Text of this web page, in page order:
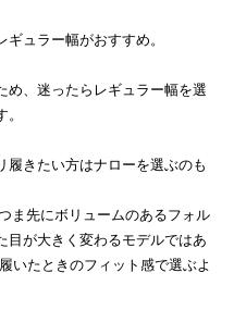
ュラー幅がおすすめ。
め、迷ったらレギュラー幅を選
履きたい方はナローを選ぶのも
ま先にボリュームのあるフォル
目が大きく変わるモデルではあ
いたときのフィット感で選ぶよ